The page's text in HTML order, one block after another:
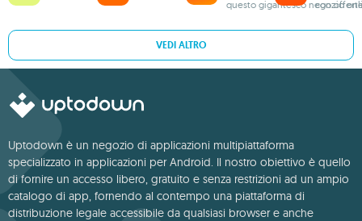
questo gigantesco negozio
con
VEDI ALTRO
Uptodown è un negozio di applicazioni multipiattaforma
specializzato in applicazioni per Android. Il nostro obiettivo è quello
di fornire un accesso libero, gratuito e senza restrizioni ad un ampio
catalogo di app, fornendo al contempo una piattaforma di
distribuzione legale accessibile da qualsiasi browser e anche